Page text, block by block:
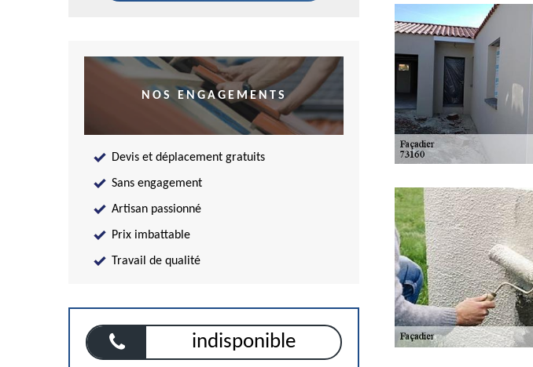
NOS ENGAGEMENTS
Devis et déplacement gratuits
Sans engagement
Artisan passionné
Prix imbattable
Travail de qualité
indisponible